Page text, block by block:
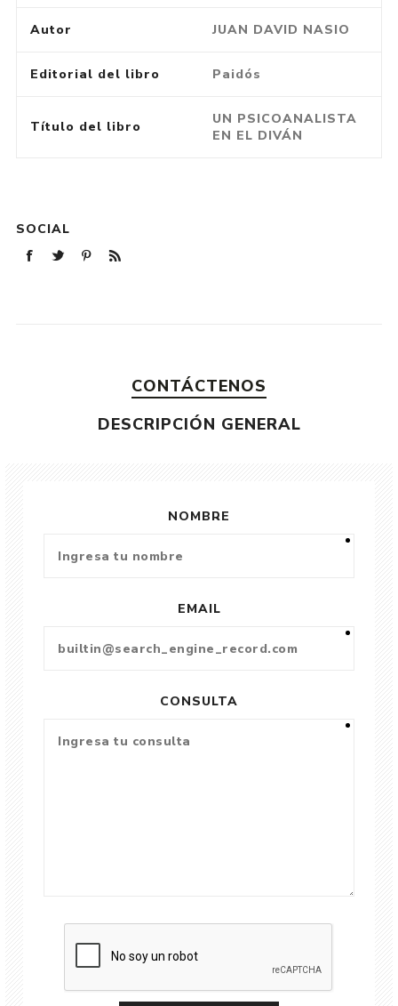
Autor JUAN DAVID NASIO
Editorial del libro Paidós
Título del libro
UN PSICOANALISTA
EN EL DIVÁN
SOCIAL
CONTÁCTENOS
DESCRIPCIÓN GENERAL
NOMBRE
EMAIL
CONSULTA